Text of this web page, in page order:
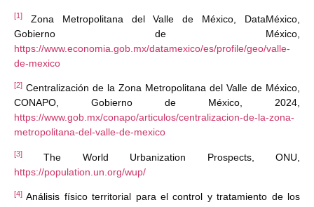
[1]
Zona Metropolitana del Valle de México, DataMéxico,
Gobierno de México,
https://www.economia.gob.mx/datamexico/es/profile/geo/valle-
de-mexico
[2] Centralización de la Zona Metropolitana del Valle de México,
CONAPO, Gobierno de México, 2024,
https://www.gob.mx/conapo/articulos/centralizacion-de-la-zona-
metropolitana-del-valle-de-mexico
[3]
The World Urbanization Prospects, ONU,
https://population.un.org/wup/
[4] Análisis físico territorial para el control y tratamiento de los